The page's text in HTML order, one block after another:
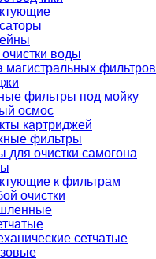
воды
магистральных фильтров
фильтры под мойку
осмос
картриджей
фильтры
для очистки самогона
к фильтрам
очистки
сетчатые